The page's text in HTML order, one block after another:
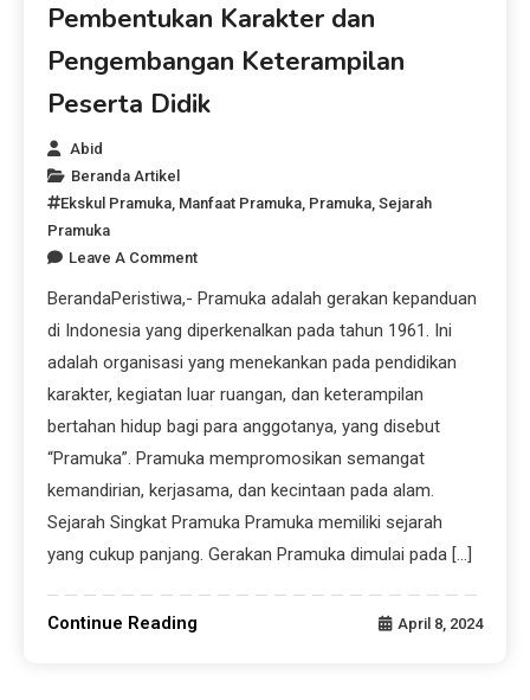
Pembentukan Karakter dan
Pengembangan Keterampilan
Peserta Didik
Abid
Beranda Artikel
Ekskul Pramuka, Manfaat Pramuka, Pramuka,Sejarah
Pramuka
Leave A Comment
BerandaPeristiwa,- Pramuka adalah gerakan kepanduan
di Indonesia yang diperkenalkan pada tahun 1961. Ini
adalah organisasi yang menekankan pada pendidikan
karakter, kegiatan luar ruangan, dan keterampilan
bertahan hidup bagi para anggotanya, yang disebut
“Pramuka”. Pramuka mempromosikan semangat
kemandirian, kerjasama, dan kecintaan pada alam.
Sejarah Singkat Pramuka Pramuka memiliki sejarah
yang cukup panjang. Gerakan Pramuka dimulai pada […]
Continue Reading April 8, 2024